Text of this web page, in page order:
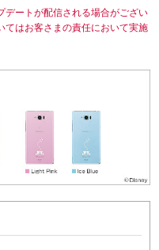
デートが配信される場合がござい
てはお客さまの責任において実施